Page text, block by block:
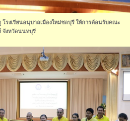
รงเรียนอนุบาลเมืองใหม่ชลบุรี ให้การต้อนรับคณะ
จังหวัดนนทบุรี